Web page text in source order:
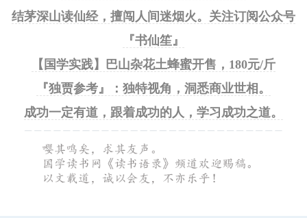
结茅深山读仙经，擅闯人间迷烟火。关注订阅公众号
『书仙笙』
【国学实践】巴山杂花土蜂蜜开售，180元/斤
『独贾参考』：独特视角，洞悉商业世相。
成功一定有道，跟着成功的人，学习成功之道。